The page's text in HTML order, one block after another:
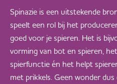
Spinazie is een uitstekende
speelt een rol bij het
goed voor je spieren. Het is
vorming van bot en spieren,
spierfunctie én het helpt
met prikkels. Geen wonder